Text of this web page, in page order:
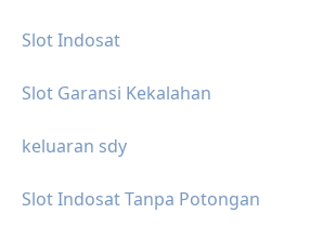
Slot Indosat
Slot Garansi Kekalahan
keluaran sdy
Slot Indosat Tanpa Potongan